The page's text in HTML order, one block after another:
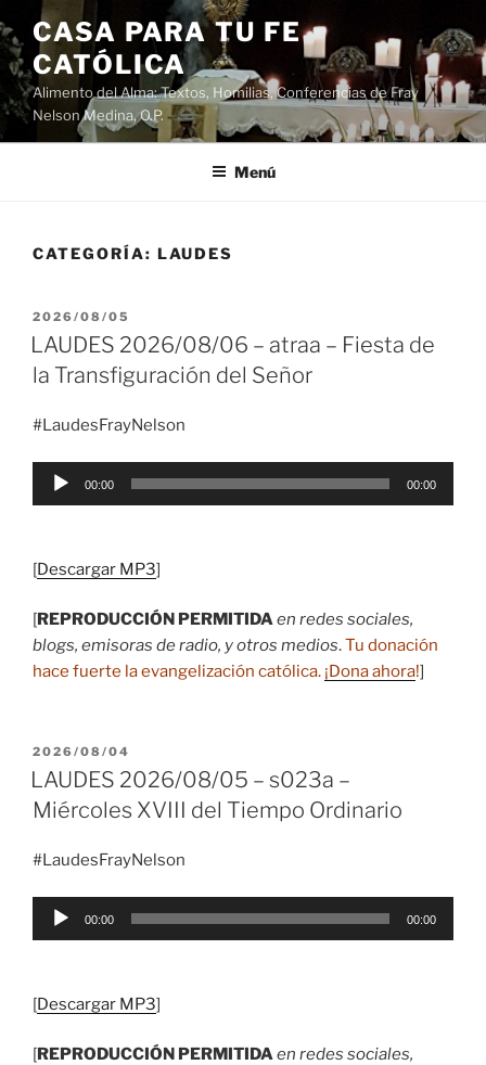
Saltar
al
contenido
CASA PARA TU FE
CATÓLICA
Alimento del Alma: Textos, Homilias, Conferencias de Fray
Nelson Medina, O.P.
Menú
CATEGORÍA: LAUDES
PUBLICADO
EL
2026/08/05
LAUDES 2026/08/06 – atraa – Fiesta de
la Transfiguración del Señor
#LaudesFrayNelson
Reproductor
00:00 00:00
[Descargar MP3]
[REPRODUCCIÓN PERMITIDAen redes sociales,
blogs, emisoras de radio, y otros medios.Tu donación
hace fuerte la evangelización católica. ¡Dona ahora!]
PUBLICADO
EL
2026/08/04
LAUDES 2026/08/05 – s023a –
Miércoles XVIII del Tiempo Ordinario
#LaudesFrayNelson
Reproductor
00:00 00:00
[Descargar MP3]
[REPRODUCCIÓN PERMITIDAen redes sociales,